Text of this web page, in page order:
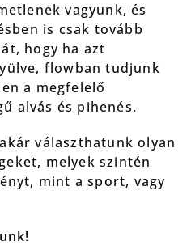
vagyunk, és
is csak tovább
hogy ha azt
flowban tudjunk
a megfelelő
alvás és pihenés.
választhatunk olyan
melyek szintén
mint a sport, vagy